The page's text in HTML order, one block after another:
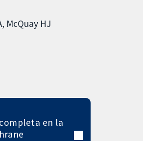
McQuay HJ
en la